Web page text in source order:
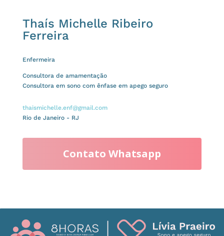
Thaís Michelle Ribeiro
Ferreira
Enfermeira
Consultora de amamentação
Consultora em sono com ênfase em apego seguro
thaismichelle.enf@gmail.com
Rio de Janeiro - RJ
Contato Whatsapp